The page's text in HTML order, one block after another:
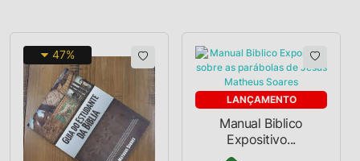
47%
LANÇAMENTO
Manual Biblico
Expositivo...